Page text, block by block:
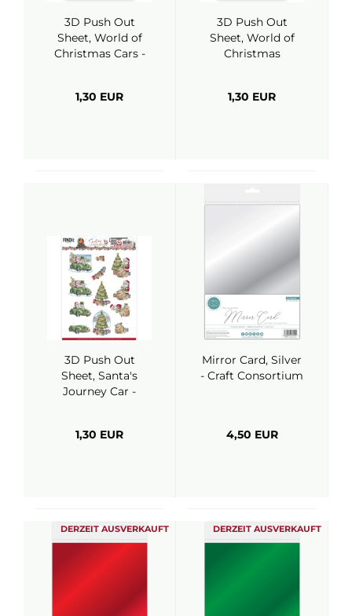
3D Push Out
Sheet, World of
Christmas Cars -
1,30 EUR
3D Push Out
Sheet, World of
Christmas
1,30 EUR
3D Push Out
Sheet, Santa's
Journey Car -
1,30 EUR
Mirror Card, Silver
- Craft Consortium
4,50 EUR
DERZEIT AUSVERKAUFT DERZEIT AUSVERKAUFT